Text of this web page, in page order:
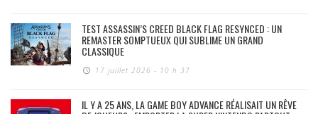
TEST ASSASSIN’S CREED BLACK FLAG RESYNCED : UN
REMASTER SOMPTUEUX QUI SUBLIME UN GRAND
CLASSIQUE
17 juillet 2026 - 10 h 37
IL Y A 25 ANS, LA GAME BOY ADVANCE RÉALISAIT UN RÊVE